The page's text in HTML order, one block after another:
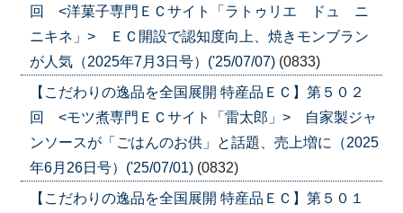
回 <洋菓子専門ＥＣサイト「ラトゥリエ ドュ ニ
ニキネ」> ＥＣ開設で認知度向上、焼きモンブラン
が人気（2025年7月3日号）('25/07/07) (0833)
【こだわりの逸品を全国展開 特産品ＥＣ】第５０２
回 <モツ煮専門ＥＣサイト「雷太郎」> 自家製ジャ
ンソースが「ごはんのお供」と話題、売上増に（2025
年6月26日号）('25/07/01) (0832)
【こだわりの逸品を全国展開 特産品ＥＣ】第５０１